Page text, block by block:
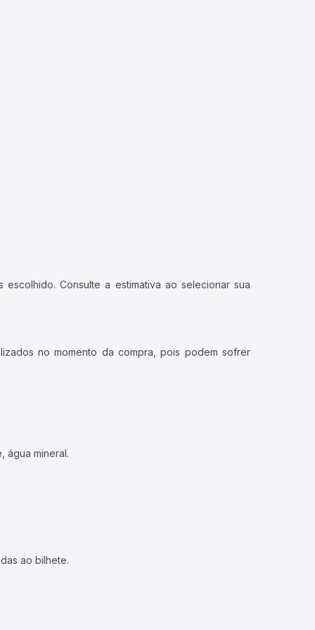
Consulte a estimativa ao selecionar sua
no momento da compra, pois podem sofrer
água mineral.
ao bilhete.